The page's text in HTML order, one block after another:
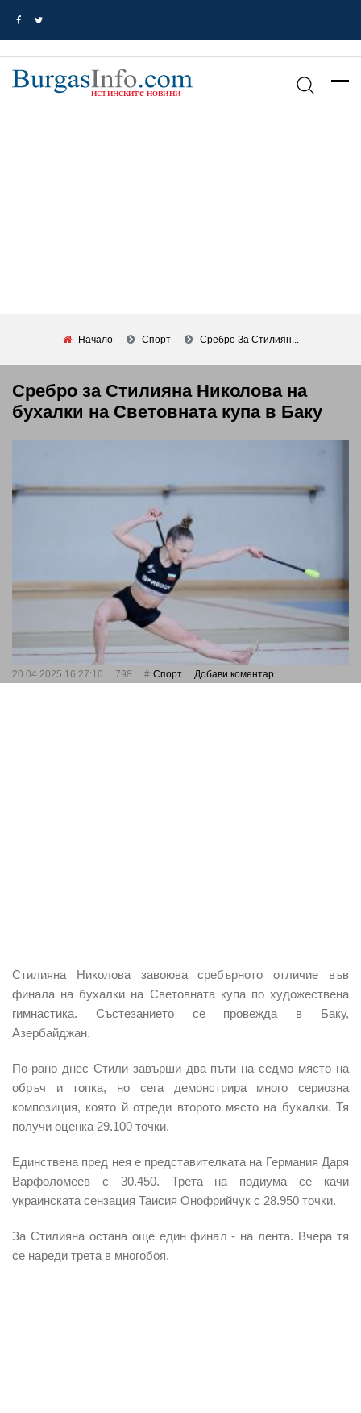
Начало Спорт Сребро За Стилиян...
Сребро за Стилияна Николова на
бухалки на Световната купа в Баку
20.04.2025 16:27:10 798 Спорт Добави коментар
Стилияна Николова завоюва сребърното отличие във
финала на бухалки на Световната купа по художествена
гимнастика. Състезанието се провежда в Баку,
Азербайджан.
По-рано днес Стили завърши два пъти на седмо място на
обръч и топка, но сега демонстрира много сериозна
композиция, която й отреди второто място на бухалки. Тя
получи оценка 29.100 точки.
Единствена пред нея е представителката на Германия Даря
Варфоломеев с 30.450. Трета на подиума се качи
украинската сензация Таисия Онофрийчук с 28.950 точки.
За Стилияна остана още един финал - на лента. Вчера тя
се нареди трета в многобоя.